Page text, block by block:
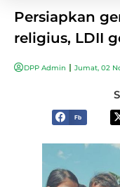
Persiapkan
religius, LDII
DPP Admin Jumat, 02
Fb